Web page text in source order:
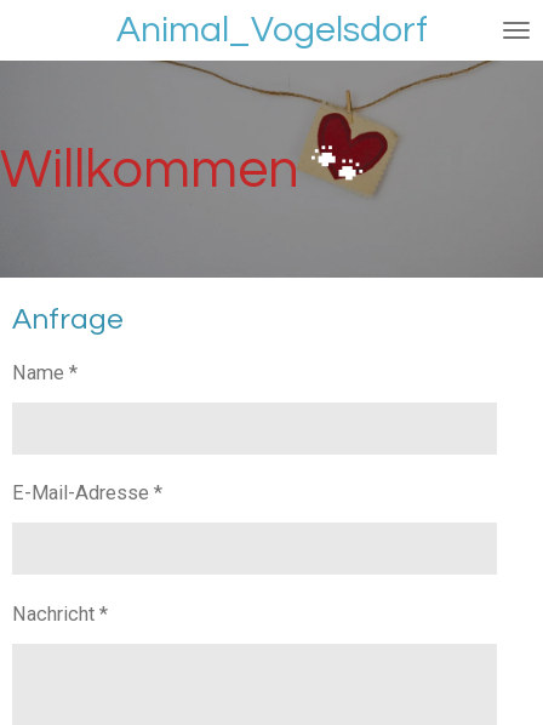
Animal_Vogelsdorf
Willkommen🐾
Anfrage
Name *
E-Mail-Adresse *
Nachricht *